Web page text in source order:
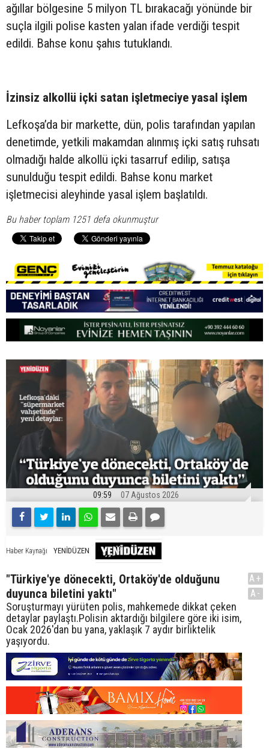
ağıllar bölgesine 5 milyon TL bırakacağı yönünde bir
suçla ilgili polise kasten yalan ifade verdiği tespit
edildi. Bahse konu şahıs tutuklandı.
İzinsiz alkollü içki satan işletmeciye yasal işlem
Lefkoşa’da bir markette, dün, polis tarafından yapılan
denetimde, yetkili makamdan alınmış içki satış ruhsatı
olmadığı halde alkollü içki tasarruf edilip, satışa
sunulduğu tespit edildi. Bahse konu market
işletmecisi aleyhinde yasal işlem başlatıldı.
Bu haber toplam 1251 defa okunmuştur
09:59 07 Ağustos 2026
Haber Kaynağı YENİDÜZEN
"Türkiye'ye dönecekti, Ortaköy'de olduğunu
duyunca biletini yaktı"
Soruşturmayı yürüten polis, mahkemede dikkat çeken
detaylar paylaştı.Polisin aktardığı bilgilere göre iki isim,
Ocak 2026'dan bu yana, yaklaşık 7 aydır birliktelik
yaşıyordu.
A+
A-